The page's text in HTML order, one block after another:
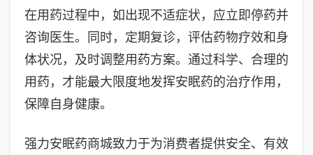
在用药过程中，如出现不适症状，应立即停药并
咨询医生。同时，定期复诊，评估药物疗效和身
体状况，及时调整用药方案。通过科学、合理的
用药，才能最大限度地发挥安眠药的治疗作用，
保障自身健康。
强力安眠药商城致力于为消费者提供安全、有效